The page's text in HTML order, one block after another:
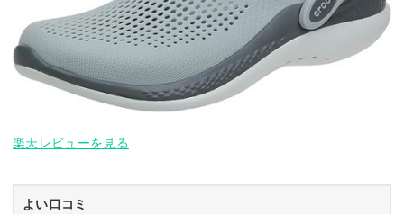
楽天レビューを見る
よい口コミ